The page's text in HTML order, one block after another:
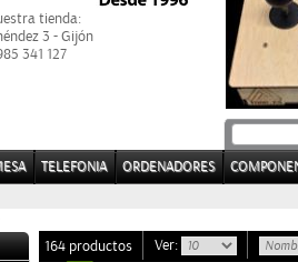
tienda:
3 - Gijón
341 127
TELEFONIA ORDENADORES
164 productos Ver: